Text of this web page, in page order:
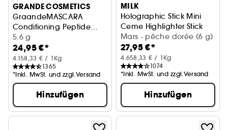
GRANDE COSMETICS
GraandeMASCARA
Conditioning Peptide
Mascara
Pflegende Mascara
5.6 g
24,95 €*
4.158,33 € / 1Kg
1365
*Inkl. MwSt. und zzgl.Versand
Hinzufügen
MILK
Holographic Stick Mini
Ceme Highlighter Stick
Mars - pêche dorée (6 g)
27,95 €*
4.658,33 € / 1Kg
1074
*Inkl. MwSt. und zzgl.Versand
Hinzufügen